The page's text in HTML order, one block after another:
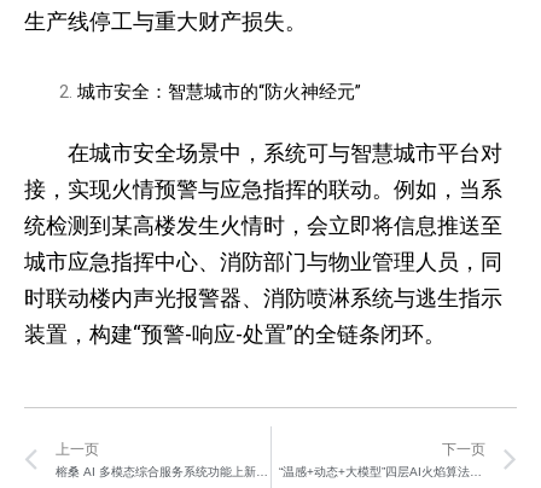
生产线停工与重大财产损失。
城市安全：智慧城市的“防火神经元”
在城市安全场景中，系统可与智慧城市平台对
接，实现火情预警与应急指挥的联动。例如，当系
统检测到某高楼发生火情时，会立即将信息推送至
城市应急指挥中心、消防部门与物业管理人员，同
时联动楼内声光报警器、消防喷淋系统与逃生指示
装置，构建“预警-响应-处置”的全链条闭环。
Prev
上一页
榕桑 AI 多模态综合服务系统功能上新啦！
下一页
“温感+动态+大模型”四层AI火焰算法破解复杂环境误报难题